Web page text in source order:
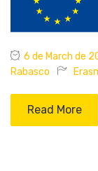
6 de March de
Rabasco
Read More